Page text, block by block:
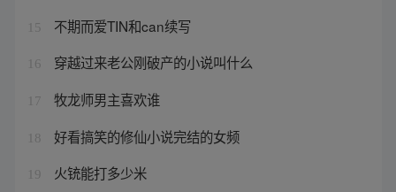
15 不期而爱TIN和can续写
16 穿越过来老公刚破产的小说叫什么
17 牧龙师男主喜欢谁
18 好看搞笑的修仙小说完结的女频
19 火铳能打多少米